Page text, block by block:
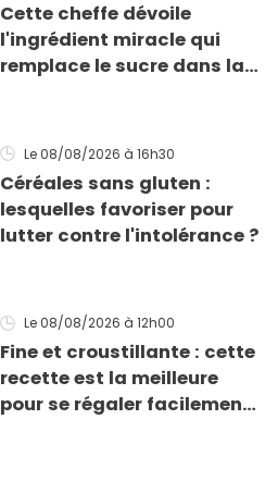
Cette cheffe dévoile
l'ingrédient miracle qui
remplace le sucre dans la
Le 08/08/2026 à 16h30
Céréales sans gluten :
lesquelles favoriser pour
lutter contre l'intolérance ?
Le 08/08/2026 à 12h00
Fine et croustillante : cette
recette est la meilleure
pour se régaler facilement